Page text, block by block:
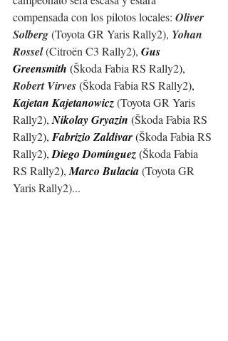
compensada con los pilotos locales: Oliver
Solberg (Toyota GR Yaris Rally2), Yohan
Rossel (Citroën C3 Rally2), Gus
Greensmith (Škoda Fabia RS Rally2),
Robert Virves (Škoda Fabia RS Rally2),
Kajetan Kajetanowicz (Toyota GR Yaris
Rally2), Nikolay Gryazin (Škoda Fabia RS
Rally2), Fabrizio Zaldivar (Škoda Fabia RS
Rally2), Diego Domínguez (Škoda Fabia
RS Rally2), Marco Bulacia (Toyota GR
Yaris Rally2)...